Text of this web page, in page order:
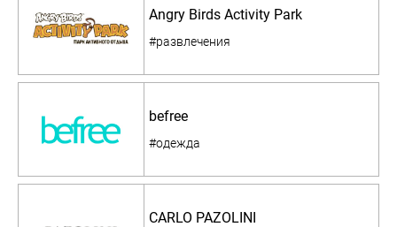
Angry Birds Activity Park
#развлечения
befree
#одежда
CARLO PAZOLINI